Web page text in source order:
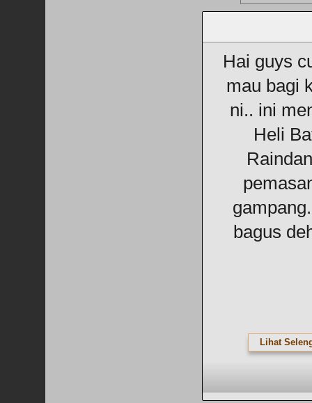
Hai guys
mau bagi
ni.. ini
Heli
bagus
Lihat